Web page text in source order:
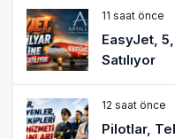
11 saat önce
EasyJet,
Satılıyor
12 saat önce
Pilotlar,